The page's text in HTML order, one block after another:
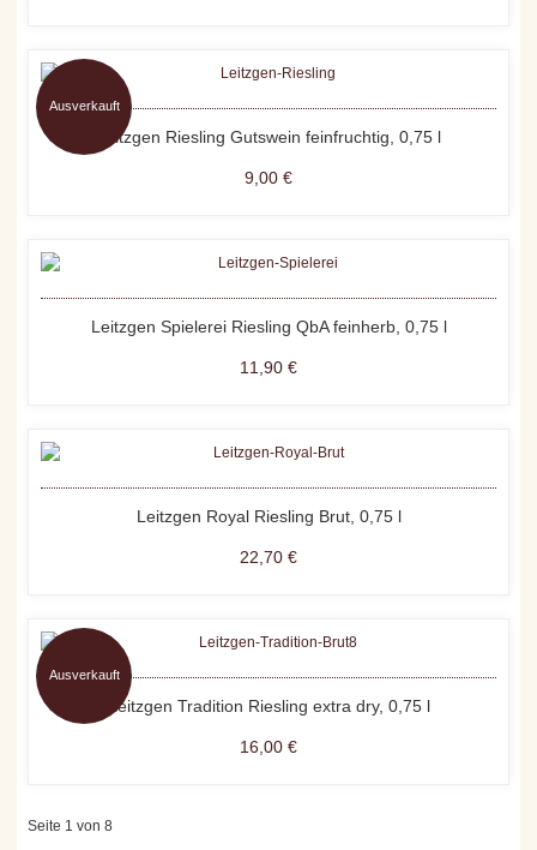
Ausverkauft
Leitzgen Riesling Gutswein feinfruchtig, 0,75 l
9,00 €
Leitzgen Spielerei Riesling QbA feinherb, 0,75 l
11,90 €
Leitzgen Royal Riesling Brut, 0,75 l
22,70 €
Ausverkauft
Leitzgen Tradition Riesling extra dry, 0,75 l
16,00 €
Seite 1 von 8